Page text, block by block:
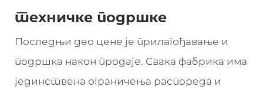
техничке подршке
Последњи део цене је прилагођавање и
подршка након продаје. Свака фабрика има
јединствена ограничења распореда и